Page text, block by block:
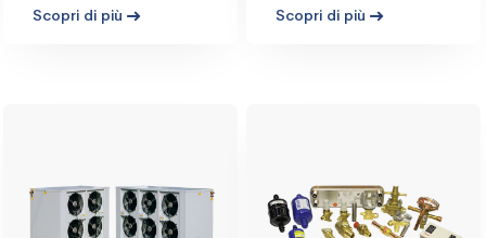
Scopri di più Scopri di più